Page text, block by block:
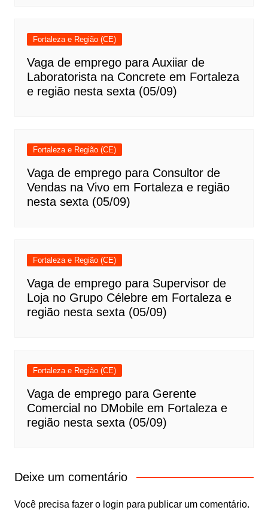
Fortaleza e Região (CE)
Vaga de emprego para Auxiiar de
Laboratorista na Concrete em Fortaleza
e região nesta sexta (05/09)
Fortaleza e Região (CE)
Vaga de emprego para Consultor de
Vendas na Vivo em Fortaleza e região
nesta sexta (05/09)
Fortaleza e Região (CE)
Vaga de emprego para Supervisor de
Loja no Grupo Célebre em Fortaleza e
região nesta sexta (05/09)
Fortaleza e Região (CE)
Vaga de emprego para Gerente
Comercial no DMobile em Fortaleza e
região nesta sexta (05/09)
Deixe um comentário
Você precisa fazer o login para publicar um comentário.